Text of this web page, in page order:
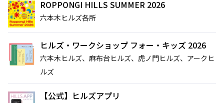
ROPPONGI HILLS SUMMER 2026
六本木ヒルズ各所
ヒルズ・ワークショップ フォー・キッズ 2026
六本木ヒルズ、麻布台ヒルズ、虎ノ門ヒルズ、アークヒ
ルズ
【公式】ヒルズアプリ